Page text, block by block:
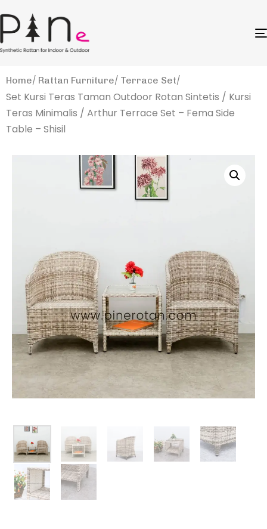
Home Rattan Furniture Terrace Set
Set Kursi Teras Taman Outdoor Rotan Sintetis / Kursi
Teras Minimalis / Arthur Terrace Set – Fema Side
Table – Shisil